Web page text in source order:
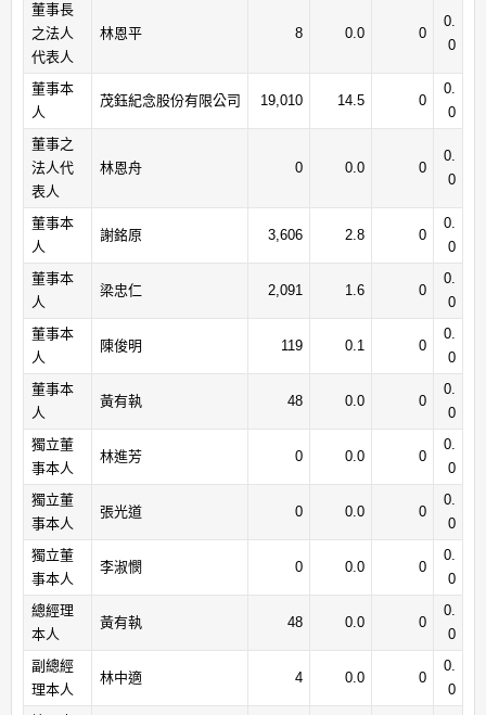
董事長
之法人
代表人
林恩平 8 0.0 0
0.
0
董事本
人
茂鈺紀念股份有限公司 19,010 14.5 0
0.
0
董事之
法人代
表人
林恩舟 0 0.0 0
0.
0
董事本
人
謝銘原 3,606 2.8 0
0.
0
董事本
人
梁忠仁 2,091 1.6 0
0.
0
董事本
人
陳俊明 119 0.1 0
0.
0
董事本
人
黃有執 48 0.0 0
0.
0
獨立董
事本人
林進芳 0 0.0 0
0.
0
獨立董
事本人
張光道 0 0.0 0
0.
0
獨立董
事本人
李淑憫 0 0.0 0
0.
0
總經理
本人
黃有執 48 0.0 0
0.
0
副總經
理本人
林中適 4 0.0 0
0.
0